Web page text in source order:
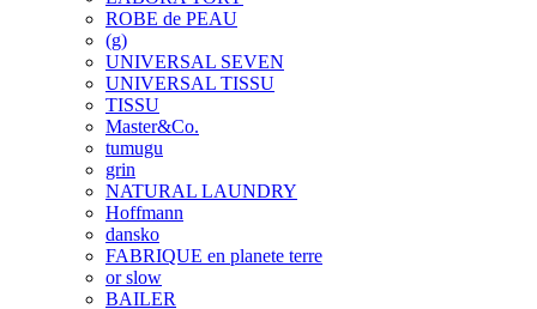
ROBE de PEAU
(g)
UNIVERSAL SEVEN
UNIVERSAL TISSU
TISSU
Master&Co.
tumugu
grin
NATURAL LAUNDRY
Hoffmann
dansko
FABRIQUE en planete terre
or slow
BAILER